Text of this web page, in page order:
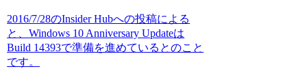
2016/7/28のInsider Hubへの投稿による
と、Windows 10 Anniversary Updateは
Build 14393で準備を進めているとのこと
です。